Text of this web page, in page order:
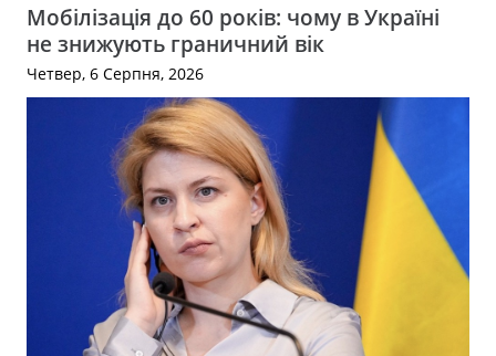
Мобілізація до 60 років: чому в Україні
не знижують граничний вік
Четвер, 6 Серпня, 2026